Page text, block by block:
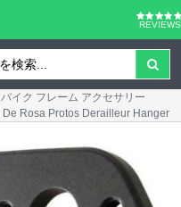
REVIEWS
バイク フレーム アクセサリー
De Rosa Protos Derailleur Hanger